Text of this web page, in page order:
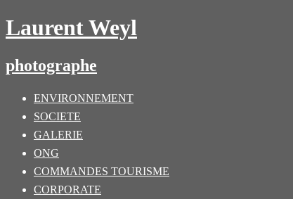
Laurent Weyl
photographe
ENVIRONNEMENT
SOCIETE
GALERIE
ONG
COMMANDES TOURISME
CORPORATE